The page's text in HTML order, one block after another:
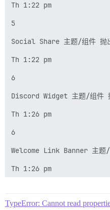
Th 1:22 pm
5
Social Share 主题/组件 抛
Th 1:22 pm
6
Discord Widget 主题/组件
Th 1:26 pm
6
Welcome Link Banner 主
Th 1:26 pm
Add Groups to About 主题
TypeError: Cannot read